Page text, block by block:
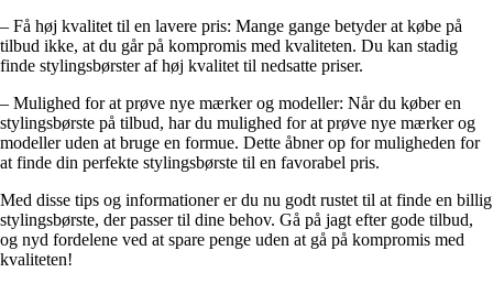
– Få høj kvalitet til en lavere pris: Mange gange betyder at købe på
tilbud ikke, at du går på kompromis med kvaliteten. Du kan stadig
finde stylingsbørster af høj kvalitet til nedsatte priser.
– Mulighed for at prøve nye mærker og modeller: Når du køber en
stylingsbørste på tilbud, har du mulighed for at prøve nye mærker og
modeller uden at bruge en formue. Dette åbner op for muligheden for
at finde din perfekte stylingsbørste til en favorabel pris.
Med disse tips og informationer er du nu godt rustet til at finde en billig
stylingsbørste, der passer til dine behov. Gå på jagt efter gode tilbud,
og nyd fordelene ved at spare penge uden at gå på kompromis med
kvaliteten!